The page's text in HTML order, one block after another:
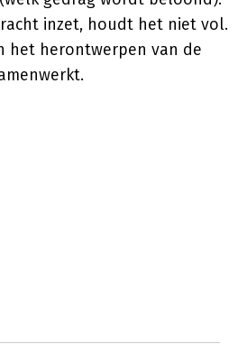
inzet, houdt het niet vol.
het herontwerpen van de